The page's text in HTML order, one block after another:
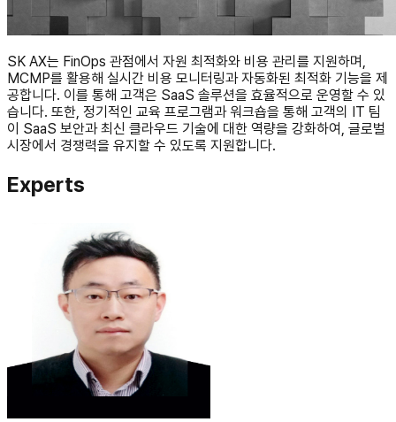
SK AX는 FinOps 관점에서 자원 최적화와 비용 관리를 지원하며,
MCMP를 활용해 실시간 비용 모니터링과 자동화된 최적화 기능을 제
공합니다. 이를 통해 고객은 SaaS 솔루션을 효율적으로 운영할 수 있
습니다. 또한, 정기적인 교육 프로그램과 워크숍을 통해 고객의 IT 팀
이 SaaS 보안과 최신 클라우드 기술에 대한 역량을 강화하여, 글로벌
시장에서 경쟁력을 유지할 수 있도록 지원합니다.
Experts